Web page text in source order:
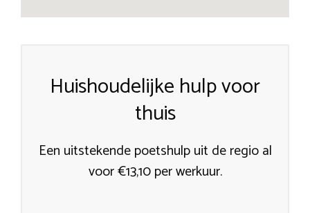
Huishoudelijke hulp voor
thuis
Een uitstekende poetshulp uit de regio al
voor €13,10 per werkuur.